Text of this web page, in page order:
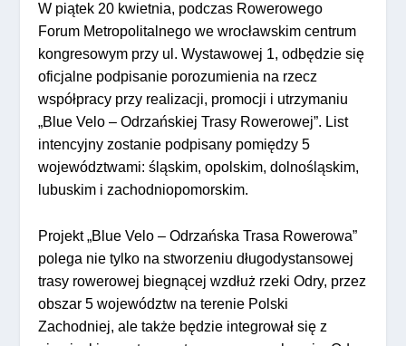
W piątek 20 kwietnia, podczas Rowerowego
Forum Metropolitalnego we wrocławskim centrum
kongresowym przy ul. Wystawowej 1, odbędzie się
oficjalne podpisanie porozumienia na rzecz
współpracy przy realizacji, promocji i utrzymaniu
„Blue Velo – Odrzańskiej Trasy Rowerowej”. List
intencyjny zostanie podpisany pomiędzy 5
województwami: śląskim, opolskim, dolnośląskim,
lubuskim i zachodniopomorskim.
Projekt „Blue Velo – Odrzańska Trasa Rowerowa”
polega nie tylko na stworzeniu długodystansowej
trasy rowerowej biegnącej wzdłuż rzeki Odry, przez
obszar 5 województw na terenie Polski
Zachodniej, ale także będzie integrował się z